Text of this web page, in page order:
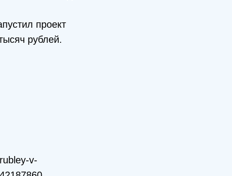
проект
рублей.
v-